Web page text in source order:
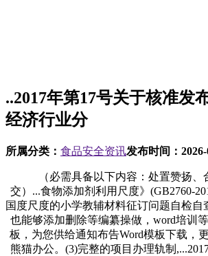
..2017年第17号关于核准发
经济行业分
所属分类： 食品安全资讯发布时间：
（必需具备以下内容：处置赞扬、
交）...食物添加剂利用尺度》(GB2760-
国度尺度的小学教辅材料征订问题自检自
也能够添加删除等编纂操做，word培训
板，为您供给通知布告Word模板下载，
熊猫办公。(3)完整的项目办理轨制